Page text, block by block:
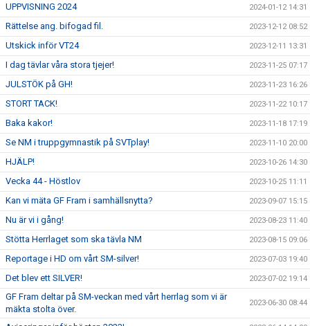
UPPVISNING 2024 2024-01-12 14:31
Rättelse ang. bifogad fil. 2023-12-12 08:52
Utskick inför VT24 2023-12-11 13:31
I dag tävlar våra stora tjejer! 2023-11-25 07:17
JULSTÖK på GH! 2023-11-23 16:26
STORT TACK! 2023-11-22 10:17
Baka kakor! 2023-11-18 17:19
Se NM i truppgymnastik på SVTplay! 2023-11-10 20:00
HJÄLP! 2023-10-26 14:30
Vecka 44 - Höstlov 2023-10-25 11:11
Kan vi mäta GF Fram i samhällsnytta? 2023-09-07 15:15
Nu är vi i gång! 2023-08-23 11:40
Stötta Herrlaget som ska tävla NM 2023-08-15 09:06
Reportage i HD om vårt SM-silver! 2023-07-03 19:40
Det blev ett SILVER! 2023-07-02 19:14
GF Fram deltar på SM-veckan med vårt herrlag som vi är
mäkta stolta över.
2023-06-30 08:44